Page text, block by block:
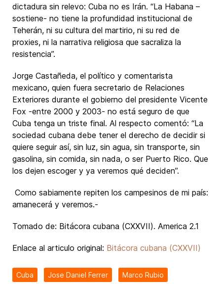
dictadura sin relevo: Cuba no es Irán. “La Habana –
sostiene- no tiene la profundidad institucional de
Teherán, ni su cultura del martirio, ni su red de
proxies, ni la narrativa religiosa que sacraliza la
resistencia”.
Jorge Castañeda, el político y comentarista
mexicano, quien fuera secretario de Relaciones
Exteriores durante el gobierno del presidente Vicente
Fox -entre 2000 y 2003- no está seguro de que
Cuba tenga un triste final. Al respecto comentó: “La
sociedad cubana debe tener el derecho de decidir si
quiere seguir así, sin luz, sin agua, sin transporte, sin
gasolina, sin comida, sin nada, o ser Puerto Rico. Que
los dejen escoger y ya veremos qué deciden”.
Como sabiamente repiten los campesinos de mi país:
amanecerá y veremos.-
Tomado de: Bitácora cubana (CXXVII). America 2.1
Enlace al articulo original: Bitácora cubana (CXXVII)
Cuba Jose Daniel Ferrer Marco Rubio